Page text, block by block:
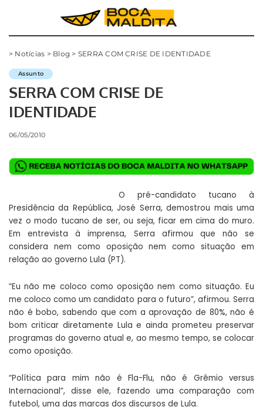
> Notícias > Blog > SERRA COM CRISE DE IDENTIDADE
Assunto
SERRA COM CRISE DE
IDENTIDADE
06/05/2010
O pré-candidato tucano à
Presidência da República, José Serra, demostrou mais uma
vez o modo tucano de ser, ou seja, ficar em cima do muro.
Em entrevista à imprensa, Serra afirmou que não se
considera nem como oposição nem como situação em
relação ao governo Lula (PT).
“Eu não me coloco como oposição nem como situação. Eu
me coloco como um candidato para o futuro”, afirmou. Serra
não é bobo, sabendo que com a aprovação de 80%, não é
bom criticar diretamente Lula e ainda prometeu preservar
programas do governo atual e, ao mesmo tempo, se colocar
como oposição.
“Política para mim não é Fla-Flu, não é Grêmio versus
Internacional”, disse ele, fazendo uma comparação com
futebol, uma das marcas dos discursos de Lula.